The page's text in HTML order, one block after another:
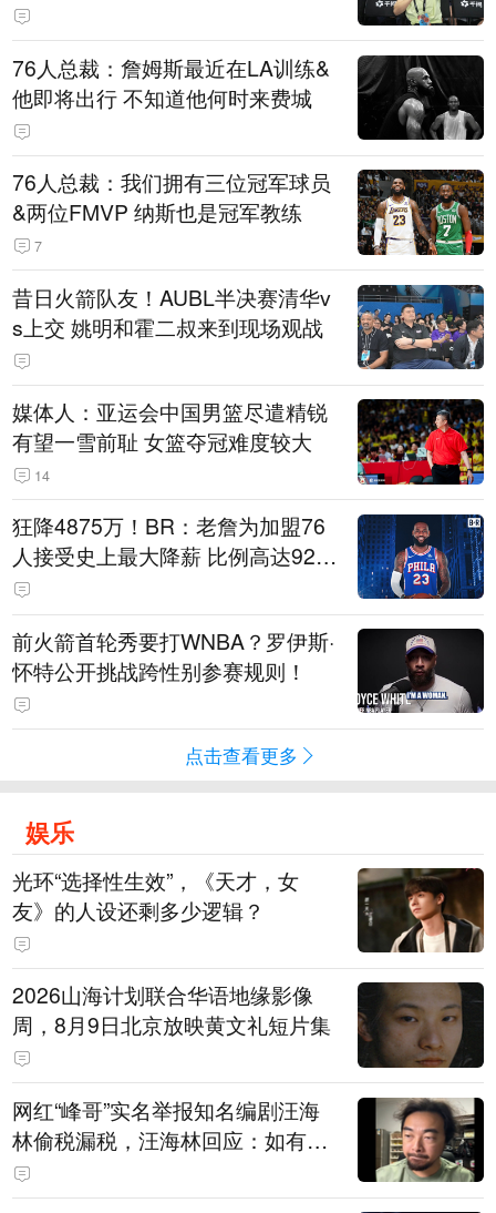
76人总裁：詹姆斯最近在LA训练&
他即将出行 不知道他何时来费城
76人总裁：我们拥有三位冠军球员
&两位FMVP 纳斯也是冠军教练
7
昔日火箭队友！AUBL半决赛清华v
s上交 姚明和霍二叔来到现场观战
媒体人：亚运会中国男篮尽遣精锐
有望一雪前耻 女篮夺冠难度较大
14
狂降4875万！BR：老詹为加盟76
人接受史上最大降薪 比例高达92.
6%
前火箭首轮秀要打WNBA？罗伊斯·
怀特公开挑战跨性别参赛规则！
点击查看更多
娱乐
光环“选择性生效”，《天才，女
友》的人设还剩多少逻辑？
2026山海计划联合华语地缘影像
周，8月9日北京放映黄文礼短片集
网红“峰哥”实名举报知名编剧汪海
林偷税漏税，汪海林回应：如有违
法行为，相关机构自会进行评判和
处理，清者自清，无需一一回应